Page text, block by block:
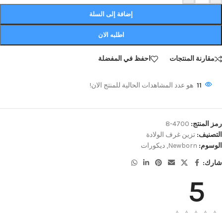
إضافة إلى السلة
اطلبه الان
مقارنة المنتجات احفظ في المفضلة
11 هو عدد المشاهدات الحالية للمنتج الان!
رمز المنتج: 4700-8
التصنيف: تزين غرف الولادة
الوسوم: Newborn
, ديكورات
شارك:
5